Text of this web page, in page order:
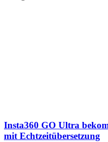
Insta360 GO Ultra
mit Echtzeitübersetzung